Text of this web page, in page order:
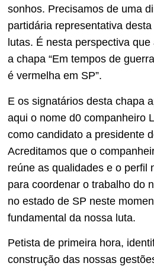
sonhos. Precisamos de uma
partidária representativa
lutas. É nesta perspectiva
a chapa “Em tempos de
é vermelha em SP”.
E os signatários desta chapa
aqui o nome d0 companheiro
como candidato a presidente
Acreditamos que o
reúne as qualidades e o perfil
para coordenar o trabalho do
no estado de SP neste
fundamental da nossa luta.
Petista de primeira hora,
construção das nossas